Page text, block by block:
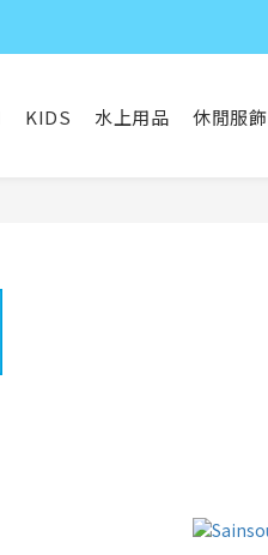
KIDS 水上用品 休閒服飾